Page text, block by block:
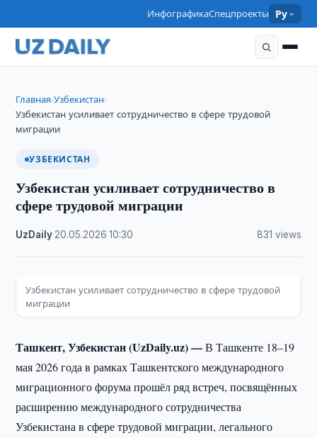
ИнфографикаСпецпроекты Ру
Главная›Узбекистан›
Узбекистан усиливает сотрудничество в сфере трудовой
миграции
УЗБЕКИСТАН
Узбекистан усиливает сотрудничество в
сфере трудовой миграции
UzDaily 20.05.2026 ·10:30 831 views
Узбекистан усиливает сотрудничество в сфере трудовой
миграции
Ташкент, Узбекистан (UzDaily.uz) —В Ташкенте 18–19
мая 2026 года в рамках Ташкентского международного
миграционного форума прошёл ряд встреч, посвящённых
расширению международного сотрудничества
Узбекистана в сфере трудовой миграции, легального